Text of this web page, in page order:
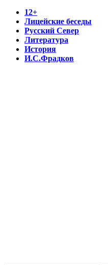
12+
Лицейские беседы
Русский Север
Литература
История
И.С.Фрадков